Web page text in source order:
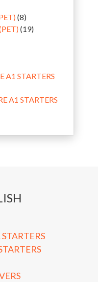
(8)
(19)
A1 STARTERS
A1 STARTERS